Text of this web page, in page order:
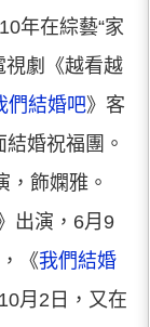
年在綜藝“家
視劇《越看越
們結婚吧》客
婚祝福團。
，飾嫻雅。
出演，6月9
《我們結婚
月2日，又在